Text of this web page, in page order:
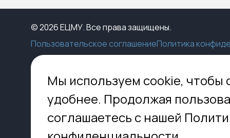
© 2026 ЕЦМУ. Все права защищены.
Пользовательское соглашениеПолитика
Каталог Конструктор
Блог
Помощь
Контакты
Пункты выдачи
Оплата
Установка
Гид по кладбищам
8
Мы используем cookie, чтобы
удобнее. Продолжая
соглашаетесь с нашей